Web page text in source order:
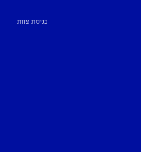
כניסת צוות